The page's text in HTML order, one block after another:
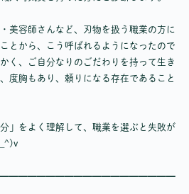
美容師さんなど、刃物を扱う職業の方に
とから、こう呼ばれるようになったので
く、ご自分なりのごだわりを持って生き
度胸もあり、頼りになる存在であること
」をよく理解して、職業を選ぶと失敗が